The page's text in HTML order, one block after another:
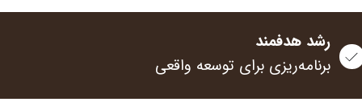
رشد هدفمند
برنامه‌ریزی برای توسعه واقعی